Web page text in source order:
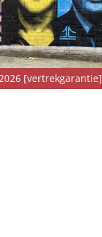
[vertrekgarantie]